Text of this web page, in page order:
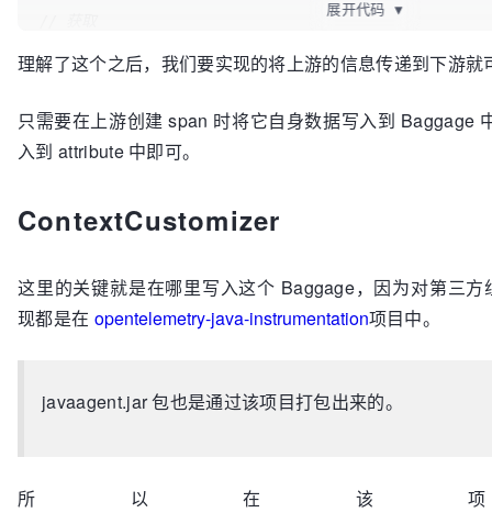
log.info("request.name: {}"
展开代码 ▼
理解了这个之后，我们要实现的将上游的信息传递到下游
只需要在上游创建 span 时将它自身数据写入到 Baggage
入到 attribute 中即可。
ContextCustomizer
这里的关键就是在哪里写入这个 Baggage，因为对第三
现都是在 opentelemetry-java-instrumentation项目中。
javaagent.jar 包也是通过该项目打包出来的。
所以在该